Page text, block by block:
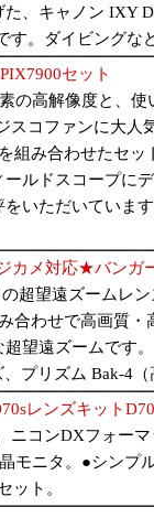
た、キャノン
す。ダイビング
セット
の高解像度と、
スコファンに大
組み合わせたセッ
ルドスコープに
いただいていま
カメ対応★バンガ
超望遠ズームレ
合わせで高画質
望遠ズームです
プリズム Bak-4
レンズキット
ニコンDXフォー
モニタ。●シンプ
ット。